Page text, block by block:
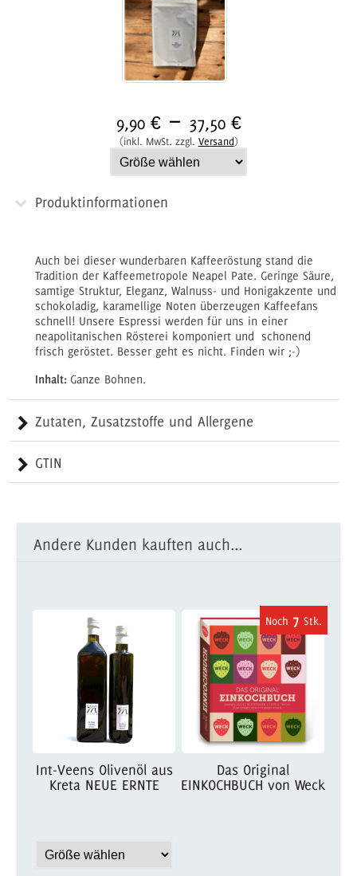
9,90 €– 37,50 €
(inkl. MwSt. zzgl. Versand)
Produktinformationen
Auch bei dieser wunderbaren Kaffeeröstung stand die
Tradition der Kaffeemetropole Neapel Pate. Geringe Säure,
samtige Struktur, Eleganz, Walnuss- und Honigakzente und
schokoladig, karamellige Noten überzeugen Kaffeefans
schnell! Unsere Espressi werden für uns in einer
neapolitanischen Rösterei komponiert und schonend
frisch geröstet. Besser geht es nicht. Finden wir ;-)
Inhalt: Ganze Bohnen.
Zutaten, Zusatzstoffe und Allergene
GTIN
Andere Kunden kauften auch...
Int-Veens Olivenöl aus
Kreta NEUE ERNTE
7
Das Original
EINKOCHBUCH von Weck